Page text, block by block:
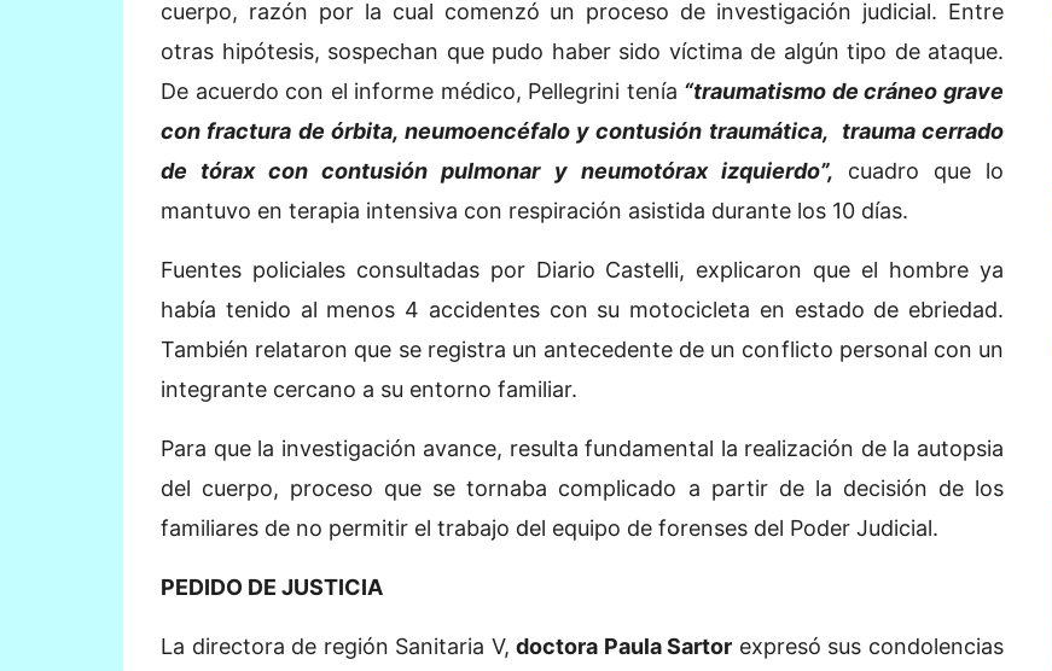
cuerpo, razón por la cual comenzó un proceso de investigación judicial. Entre
otras hipótesis, sospechan que pudo haber sido víctima de algún tipo de ataque.
De acuerdo con el informe médico, Pellegrini tenía “traumatismo de cráneo grave
con fractura de órbita, neumoencéfalo y contusión traumática, trauma cerrado
de tórax con contusión pulmonar y neumotórax izquierdo”, cuadro que lo
mantuvo en terapia intensiva con respiración asistida durante los 10 días.
Fuentes policiales consultadas por Diario Castelli, explicaron que el hombre ya
había tenido al menos 4 accidentes con su motocicleta en estado de ebriedad.
También relataron que se registra un antecedente de un conflicto personal con un
integrante cercano a su entorno familiar.
Para que la investigación avance, resulta fundamental la realización de la autopsia
del cuerpo, proceso que se tornaba complicado a partir de la decisión de los
familiares de no permitir el trabajo del equipo de forenses del Poder Judicial.
PEDIDO DE JUSTICIA
La directora de región Sanitaria V,doctora Paula Sartor expresó sus condolencias